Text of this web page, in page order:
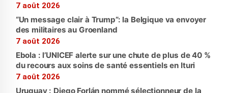
7 août 2026
“Un message clair à Trump”: la Belgique va envoyer
des militaires au Groenland
7 août 2026
Ebola : l’UNICEF alerte sur une chute de plus de 40 %
du recours aux soins de santé essentiels en Ituri
7 août 2026
Uruguay : Diego Forlán nommé sélectionneur de la